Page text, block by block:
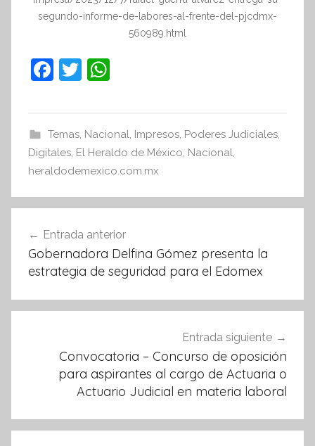
segundo-informe-de-labores-al-frente-del-pjcdmx-
560989.html
F
e
b
o
o
k
T
er s
A
p
p
Temas, Nacional, Impresos, Poderes Judiciales,
Digitales, El Heraldo de México, Nacional,
heraldodemexico.com.mx
de
entradas
Entrada anterior
Gobernadora Delfina Gómez presenta la
estrategia de seguridad para el Edomex
Entrada siguiente
Convocatoria – Concurso de oposición
para aspirantes al cargo de Actuaria o
Actuario Judicial en materia laboral